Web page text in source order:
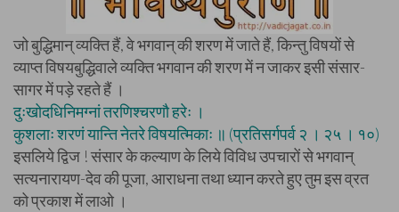
जो बुद्धिमान् व्यक्ति हैं, वे भगवान् की शरण में जाते हैं, किन्तु विषयों से
व्याप्त विषयबुद्धिवाले व्यक्ति भगवान की शरण में न जाकर इसी संसार-
सागर में पड़े रहते हैं ।
दुःखोदधिनिमग्नां तरणिश्चरणौ हरेः ।
कुशलाः शरणं यान्ति नेतरे विषयत्मिकाः ॥ (प्रतिसर्गपर्व २ । २५ । १०)
इसलिये द्विज ! संसार के कल्याण के लिये विविध उपचारों से भगवान्
सत्यनारायण-देव की पूजा, आराधना तथा ध्यान करते हुए तुम इस व्रत
को प्रकाश में लाओ ।